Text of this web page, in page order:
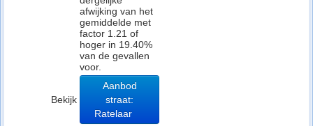
afwijking van het
gemiddelde met
factor 1.21 of
hoger in 19.40%
van de gevallen
voor.
Bekijk
Aanbod
straat:
Ratelaar